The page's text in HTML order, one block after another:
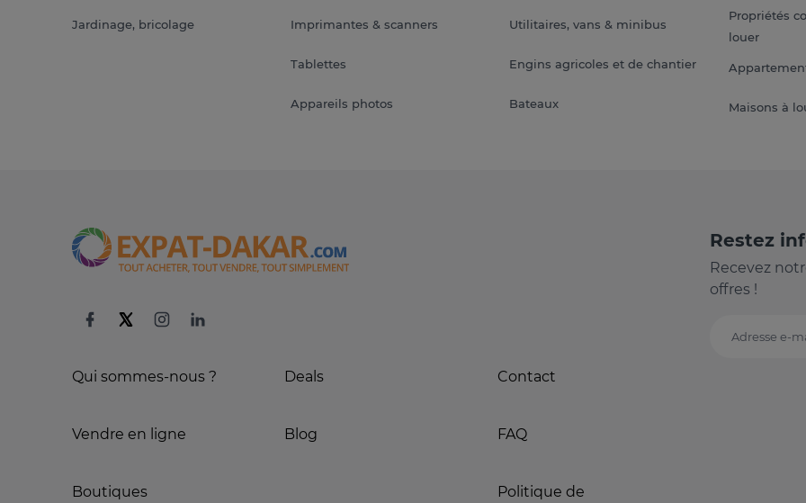
Jardinage, bricolage Imprimantes & scanners
Tablettes
Appareils photos
Utilitaires, vans & minibus
Engins agricoles et de chantier
Bateaux
Propriétés
louer
Maisons à
Qui sommes-nous ?
Vendre en ligne
Boutiques
Deals
Blog
Contact
FAQ
Politique de
Restez
Recevez
offres !
Adresse e-